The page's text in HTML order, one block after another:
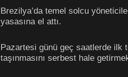
Brezilya’da temel solcu
yasasına el attı.
Pazartesi günü geç saatlerde ilk
taşınmasını serbest hale